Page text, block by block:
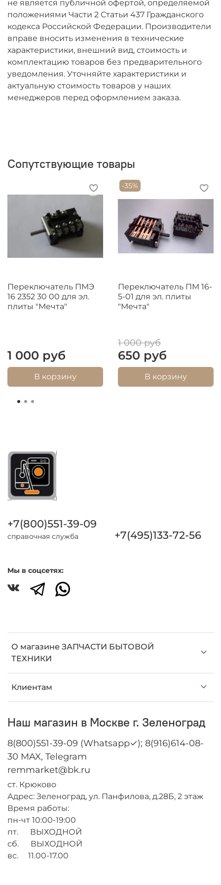
remmarket@bk.ru
не является публичной офертой, определяемой
положениями Части 2 Статьи 437 Гражданского
кодекса Российской Федерации. Производители
вправе вносить изменения в технические
характеристики, внешний вид, стоимость и
комплектацию товаров без предварительного
уведомления. Уточняйте характеристики и
актуальную стоимость товаров у наших
менеджеров перед оформлением заказа.
Сопутствующие товары
Переключатель ПМЭ
16 2352 30 00 для эл.
плиты "Мечта"
1 000 руб
В корзину
-35%
Переключатель ПМ 16-
5-01 для эл. плиты
"Мечта"
1 000 руб
650 руб
В корзину
О магазине ЗАПЧАСТИ БЫТОВОЙ
ТЕХНИКИ
Клиентам
+7(800)551-39-09
справочная служба +7(495)133-72-56
Мы в соцсетях:
Наш магазин в Москве г. Зеленоград
8(800)551-39-09 (Whatsapp✓); 8(916)614-08-
30 MAX, Telegram
remmarket@bk.ru
ст. Крюково
Адрес: Зеленоград, ул. Панфилова, д.28Б, 2 этаж
Время работы:
пн-чт 10:00-19:00
пт. ВЫХОДНОЙ
сб. ВЫХОДНОЙ
вс. 11.00-17.00